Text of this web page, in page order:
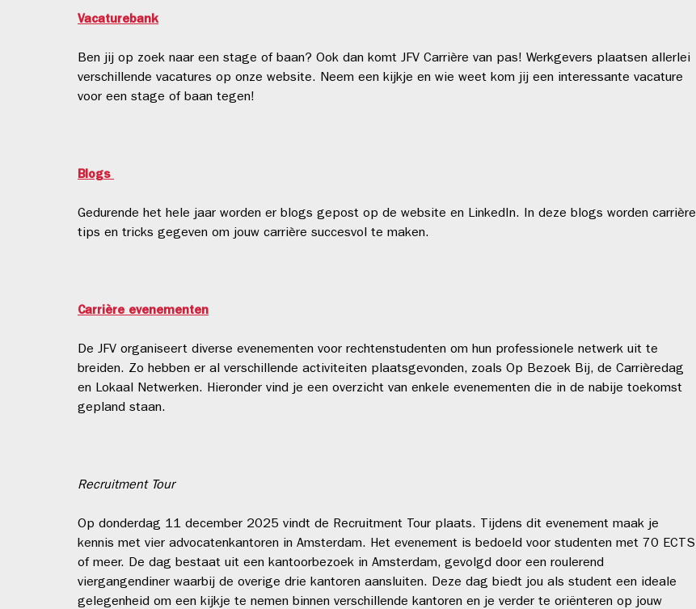
Vacaturebank
Ben jij op zoek naar een stage of baan? Ook dan komt JFV Carrière van pas! Werkgevers plaatsen allerlei
verschillende vacatures op onze website. Neem een kijkje en wie weet kom jij een interessante vacature
voor een stage of baan tegen!
Blogs
Gedurende het hele jaar worden er blogs gepost op de website en LinkedIn. In deze blogs worden carrière
tips en tricks gegeven om jouw carrière succesvol te maken.
Carrière evenementen
De JFV organiseert diverse evenementen voor rechtenstudenten om hun professionele netwerk uit te
breiden. Zo hebben er al verschillende activiteiten plaatsgevonden, zoals Op Bezoek Bij, de Carrièredag
en Lokaal Netwerken. Hieronder vind je een overzicht van enkele evenementen die in de nabije toekomst
gepland staan.
Recruitment Tour
Op donderdag 11 december 2025 vindt de Recruitment Tour plaats. Tijdens dit evenement maak je
kennis met vier advocatenkantoren in Amsterdam. Het evenement is bedoeld voor studenten met 70 ECTS
of meer. De dag bestaat uit een kantoorbezoek in Amsterdam, gevolgd door een roulerend
viergangendiner waarbij de overige drie kantoren aansluiten. Deze dag biedt jou als student een ideale
gelegenheid om een kijkje te nemen binnen verschillende kantoren en je verder te oriënteren op jouw